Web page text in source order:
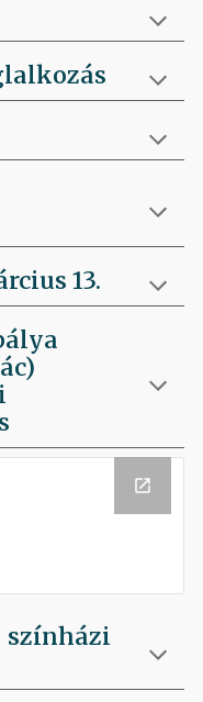
13.
színházi